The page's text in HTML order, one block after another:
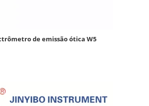
de emissão ótica W5